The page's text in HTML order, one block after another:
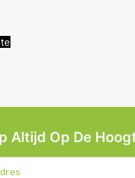
Altijd Op De